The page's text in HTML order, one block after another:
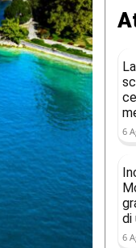
6
di
6